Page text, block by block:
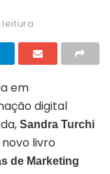
leitura
em
digital
Sandra Turchi
livro
de Marketing